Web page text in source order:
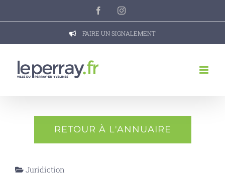
FacebookInstagram
FAIRE UN SIGNALEMENT
RETOUR À L'ANNUAIRE
Juridiction